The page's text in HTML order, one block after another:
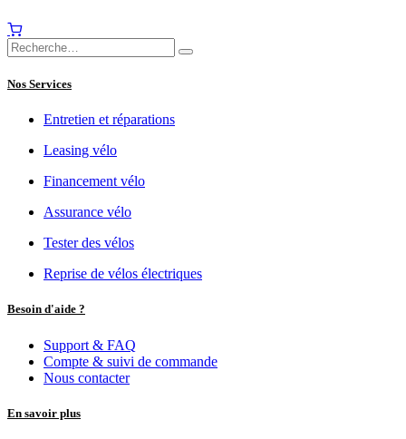
Nos Services
Entretien et réparations
Leasing vélo
Financement vélo
Assurance vélo
Tester des vélos
Reprise de vélos électriques
Besoin d'aide ?
Support & FAQ
Compte & suivi de commande
Nous contacter
En savoir plus